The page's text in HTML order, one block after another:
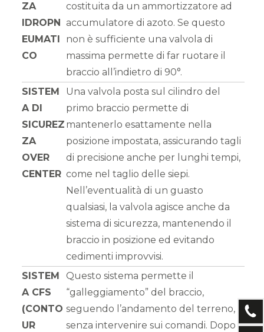
ZA
IDROPN
EUMATI
CO
costituita da un ammortizzatore ad
accumulatore di azoto. Se questo
non è sufficiente una valvola di
massima permette di far ruotare il
braccio all’indietro di 90°.
SISTEM
A DI
SICUREZ
ZA
OVER
CENTER
Una valvola posta sul cilindro del
primo braccio permette di
mantenerlo esattamente nella
posizione impostata, assicurando tagli
di precisione anche per lunghi tempi,
come nel taglio delle siepi.
Nell’eventualità di un guasto
qualsiasi, la valvola agisce anche da
sistema di sicurezza, mantenendo il
braccio in posizione ed evitando
cedimenti improvvisi.
SISTEM
A CFS
(CONTO
UR
Questo sistema permette il
“galleggiamento” del braccio,
seguendo l’andamento del terreno,
senza intervenire sui comandi. Dopo